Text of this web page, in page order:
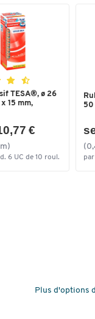
TESA®, ø 26
15 mm,
€
6 UC de 10 roul.
50
Plus d'options